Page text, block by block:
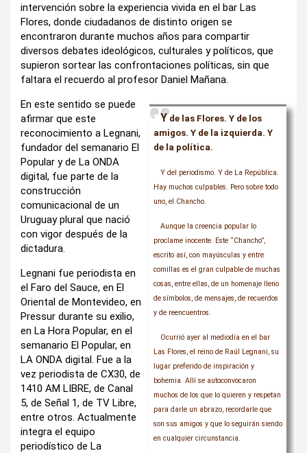
intervención sobre la experiencia vivida en el bar Las
Flores, donde ciudadanos de distinto origen se
encontraron durante muchos años para compartir
diversos debates ideológicos, culturales y políticos, que
supieron sortear las confrontaciones políticas, sin que
faltara el recuerdo al profesor Daniel Mañana.
Y de las Flores. Y de los
amigos. Y de la izquierda. Y
de la política.
Y del periodismo. Y de La República.
Hay muchos culpables. Pero sobre todo
uno, el Chancho.
Aunque la creencia popular lo
proclame inocente. Este “Chancho”,
escrito así, con mayúsculas y entre
comillas es el gran culpable de muchas
cosas, entre ellas, de un homenaje lleno
de símbolos, de mensajes, de recuerdos
y de reencuentros.
Ocurrió ayer al mediodía en el bar
Las Flores, el reino de Raúl Legnani, su
lugar preferido de inspiración y
bohemia. Allí se autoconvocaron
muchos de los que lo quieren y respetan
para darle un abrazo, recordarle que
son sus amigos y que lo seguirán siendo
en cualquier circunstancia.
En este sentido se puede
afirmar que este
reconocimiento a Legnani,
fundador del semanario El
Popular y de La ONDA
digital, fue parte de la
construcción
comunicacional de un
Uruguay plural que nació
con vigor después de la
dictadura.
Legnani fue periodista en
el Faro del Sauce, en El
Oriental de Montevideo, en
Pressur durante su exilio,
en La Hora Popular, en el
semanario El Popular, en
LA ONDA digital. Fue a la
vez periodista de CX30, de
1410 AM LIBRE, de Canal
5, de Señal 1, de TV Libre,
entre otros. Actualmente
integra el equipo
periodístico de La